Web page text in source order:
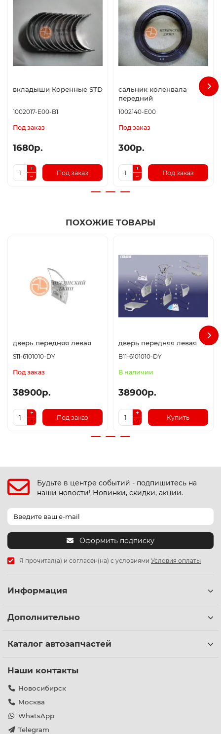
вкладыши Коренные STD
1002017-E00-B1
Под заказ
1680р.
Под заказ
сальник коленвала
передний
1002140-E00
Под заказ
300р.
Под заказ
ПОХОЖИЕ ТОВАРЫ
дверь передняя левая
S11-6101010-DY
Под заказ
38900р.
Под заказ
дверь передняя левая
B11-6101010-DY
В наличии
38900р.
Купить
Будьте в центре событий - подпишитесь на
наши новости! Новинки, скидки, акции.
Оформить подписку
Я прочитал(а) и согласен(на) с условиями Условия оплаты
Информация
Дополнительно
Каталог автозапчастей
Наши контакты
Новосибирск
Москва
WhatsApp
Telegram